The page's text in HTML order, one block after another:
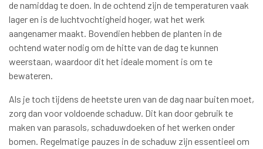
de namiddag te doen. In de ochtend zijn de temperaturen vaak
lager en is de luchtvochtigheid hoger, wat het werk
aangenamer maakt. Bovendien hebben de planten in de
ochtend water nodig om de hitte van de dag te kunnen
weerstaan, waardoor dit het ideale moment is om te
bewateren.
Als je toch tijdens de heetste uren van de dag naar buiten moet,
zorg dan voor voldoende schaduw. Dit kan door gebruik te
maken van parasols, schaduwdoeken of het werken onder
bomen. Regelmatige pauzes in de schaduw zijn essentieel om